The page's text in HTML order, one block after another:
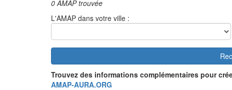
0 AMAP trouvée
L'AMAP dans votre ville :
Trouvez des informations complémentaires pour
AMAP-AURA.ORG